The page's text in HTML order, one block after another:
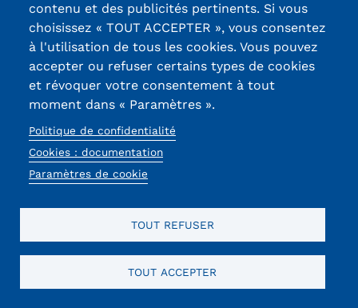
Math question (7 + 10 =)
Trouvez la solution de ce problème mathématique
simple et saisissez le résultat. Par exemple, pour 1 + 3,
saisissez 4.
Cette question sert à vérifier si vous êtes un visiteur
(spam) automatisées.
Certifications /
Labels qualité
contenu et des publicités pertinents. Si vous
choisissez « TOUT ACCEPTER », vous consentez
à l'utilisation de tous les cookies. Vous pouvez
accepter ou refuser certains types de cookies
et révoquer votre consentement à tout
moment dans « Paramètres ».
Politique de confidentialité
Cookies : documentation
Paramètres de cookie
TOUT REFUSER
TOUT ACCEPTER